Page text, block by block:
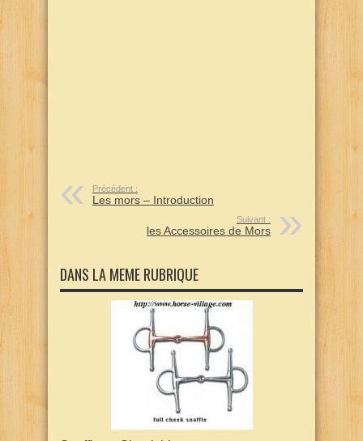
Précédent :
Les mors – Introduction
Suivant :
les Accessoires de Mors
DANS LA MEME RUBRIQUE